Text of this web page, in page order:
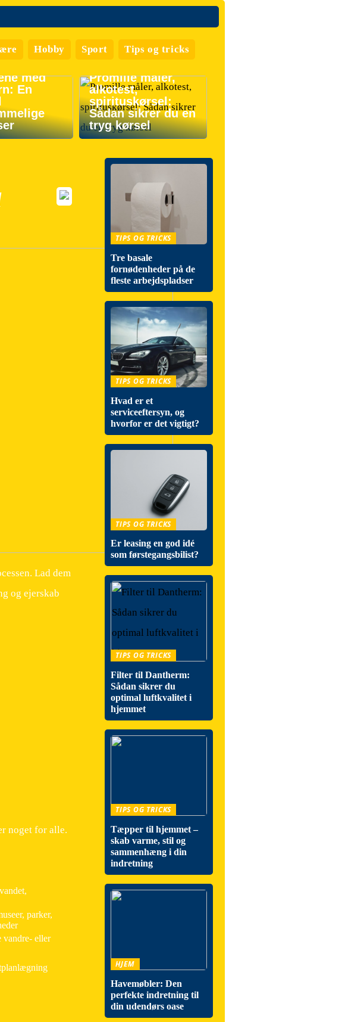
Hobby Sport Tips og tricks
med
En
Promille måler,
alkotest,
spirituskørsel:
Sådan sikrer du en
tryg kørsel
Lad dem
og ejerskab
noget for alle.
parker,
vandre- eller
TIPS OG TRICKS
Tre basale
fornødenheder på de
fleste arbejdspladser
TIPS OG TRICKS
Hvad er et
serviceeftersyn, og
hvorfor er det vigtigt?
TIPS OG TRICKS
Er leasing en god idé
som førstegangsbilist?
TIPS OG TRICKS
Filter til Dantherm:
Sådan sikrer du
optimal luftkvalitet i
hjemmet
TIPS OG TRICKS
Tæpper til hjemmet –
skab varme, stil og
sammenhæng i din
indretning
HJEM
Havemøbler: Den
perfekte indretning til
din udendørs oase